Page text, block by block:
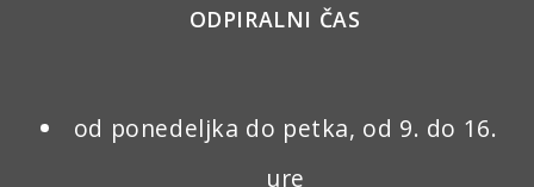
ODPIRALNI ČAS
od ponedeljka do petka, od 9. do 16.
ure